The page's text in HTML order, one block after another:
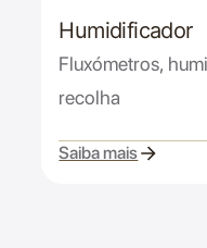
Humidificador
Fluxómetros,
recolha
Saiba mais